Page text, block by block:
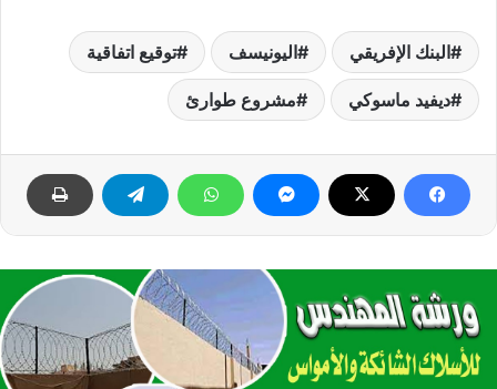
البنك الإفريقي اليونيسف توقيع اتفاقية
ديفيد ماسوكي مشروع طوارئ